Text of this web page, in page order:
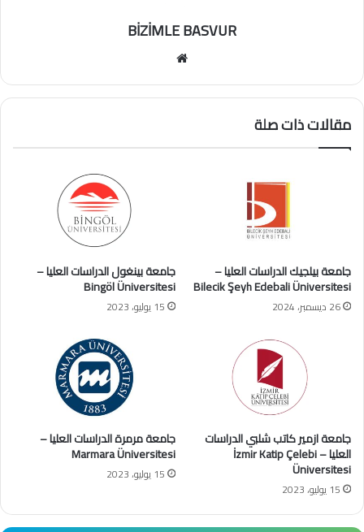
BİZİMLE BASVUR
مقالات ذات صلة
جامعة بيلجيك الدراسات العليا –
Bilecik Şeyh Edebali Üniversitesi
26 ديسمبر، 2024
جامعة بينغول الدراسات العليا –
Bingöl Üniversitesi
15 يوليو، 2023
جامعة ازمير كاتب شلبي الدراسات
العليا – İzmir Katip Çelebi
Üniversitesi
15 يوليو، 2023
جامعة مرمرة الدراسات العليا –
Marmara Üniversitesi
15 يوليو، 2023